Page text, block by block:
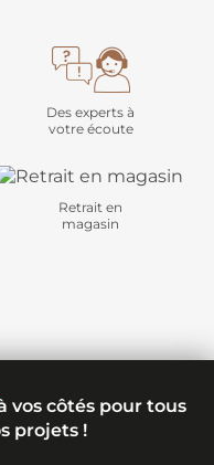
Des experts à
votre écoute
Retrait en
magasin
vos côtés pour tous
projets !